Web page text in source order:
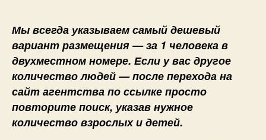
Мы всегда указываем самый дешевый
вариант размещения — за 1 человека в
двухместном номере. Если у вас другое
количество людей — после перехода на
сайт агентства по ссылке просто
повторите поиск, указав нужное
количество взрослых и детей.